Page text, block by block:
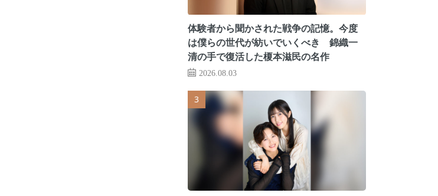
体験者から聞かされた戦争の記憶。今度
は僕らの世代が紡いでいくべき 錦織一
清の手で復活した榎本滋民の名作
2026.08.03